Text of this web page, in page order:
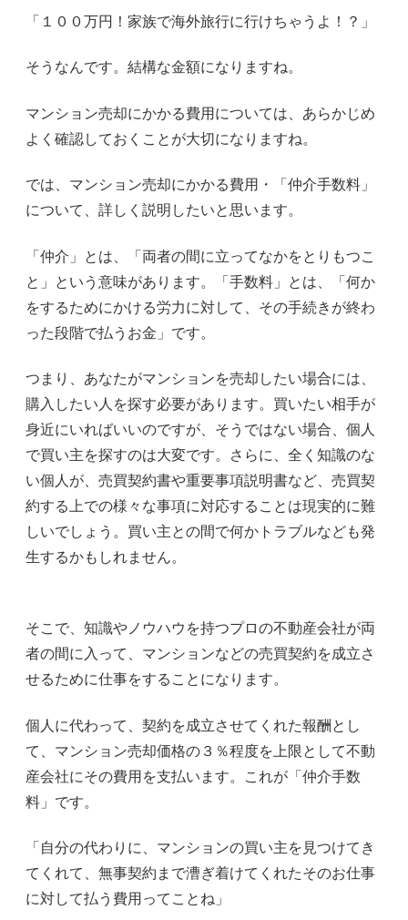
「１００万円！家族で海外旅行に行けちゃうよ！？」
そうなんです。結構な金額になりますね。
マンション売却にかかる費用については、あらかじめ
よく確認しておくことが大切になりますね。
では、マンション売却にかかる費用・「仲介手数料」
について、詳しく説明したいと思います。
「仲介」とは、「両者の間に立ってなかをとりもつこ
と」という意味があります。「手数料」とは、「何か
をするためにかける労力に対して、その手続きが終わ
った段階で払うお金」です。
つまり、あなたがマンションを売却したい場合には、
購入したい人を探す必要があります。買いたい相手が
身近にいればいいのですが、そうではない場合、個人
で買い主を探すのは大変です。さらに、全く知識のな
い個人が、売買契約書や重要事項説明書など、売買契
約する上での様々な事項に対応することは現実的に難
しいでしょう。買い主との間で何かトラブルなども発
生するかもしれません。
そこで、知識やノウハウを持つプロの不動産会社が両
者の間に入って、マンションなどの売買契約を成立さ
せるために仕事をすることになります。
個人に代わって、契約を成立させてくれた報酬とし
て、マンション売却価格の３％程度を上限として不動
産会社にその費用を支払います。これが「仲介手数
料」です。
「自分の代わりに、マンションの買い主を見つけてき
てくれて、無事契約まで漕ぎ着けてくれたそのお仕事
に対して払う費用ってことね」